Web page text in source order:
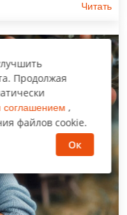
Читать
Продолжая
соглашением ,
файлов cookie.
Ок